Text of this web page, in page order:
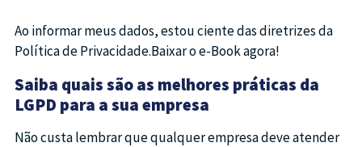
Ao informar meus dados, estou ciente das diretrizes da
Política de Privacidade.Baixar o e-Book agora!
Saiba quais são as melhores práticas da
LGPD para a sua empresa
Não custa lembrar que qualquer empresa deve atender